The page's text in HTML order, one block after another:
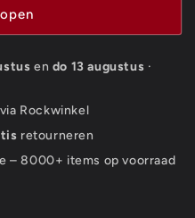
en do 13 augustus ·
Rockwinkel
retourneren
– 8000+ items op voorraad